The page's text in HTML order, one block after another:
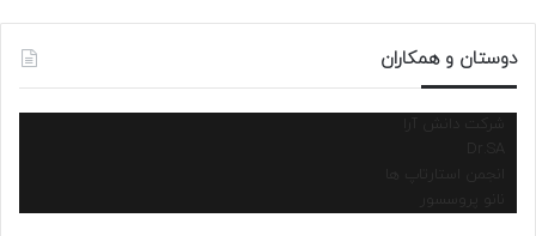
دوستان و همکاران
شرکت دانش آرا
انجمن استارتاپ ها
نانو پروسسور